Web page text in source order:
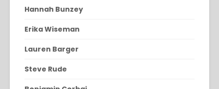
Hannah Bunzey
Erika Wiseman
Lauren Barger
Steve Rude